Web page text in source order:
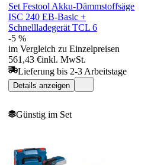
Set Festool Akku-Dämmstoffsäge
ISC 240 EB-Basic +
Schnellladegerät TCL 6
-5 %
im Vergleich zu Einzelpreisen
561,43 €inkl. MwSt.
Lieferung bis 2-3 Arbeitstage
Details anzeigen
Günstig im Set